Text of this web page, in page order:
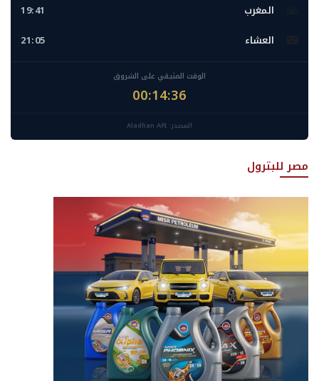
المغرب 19:41
العشاء 21:05
الوقت المتبقي على الشروق
00:14:35
المصدر: Aladhan API
مصر للبترول